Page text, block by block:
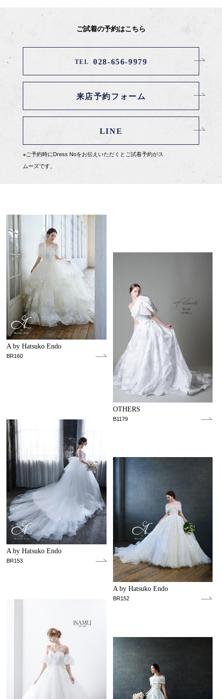
ご試着の予約はこちら
TEL 028-656-9979
来店予約フォーム
LINE
※ご予約時にDress Noをお伝えいただくとご試着予約がス
ムーズです。
A by Hatsuko Endo
BR160
OTHERS
B1179
A by Hatsuko Endo
BR153
A by Hatsuko Endo
BR152